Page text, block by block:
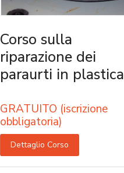
Corso sulla
riparazione dei
paraurti in plastica
GRATUITO (iscrizione
obbligatoria)
Dettaglio Corso